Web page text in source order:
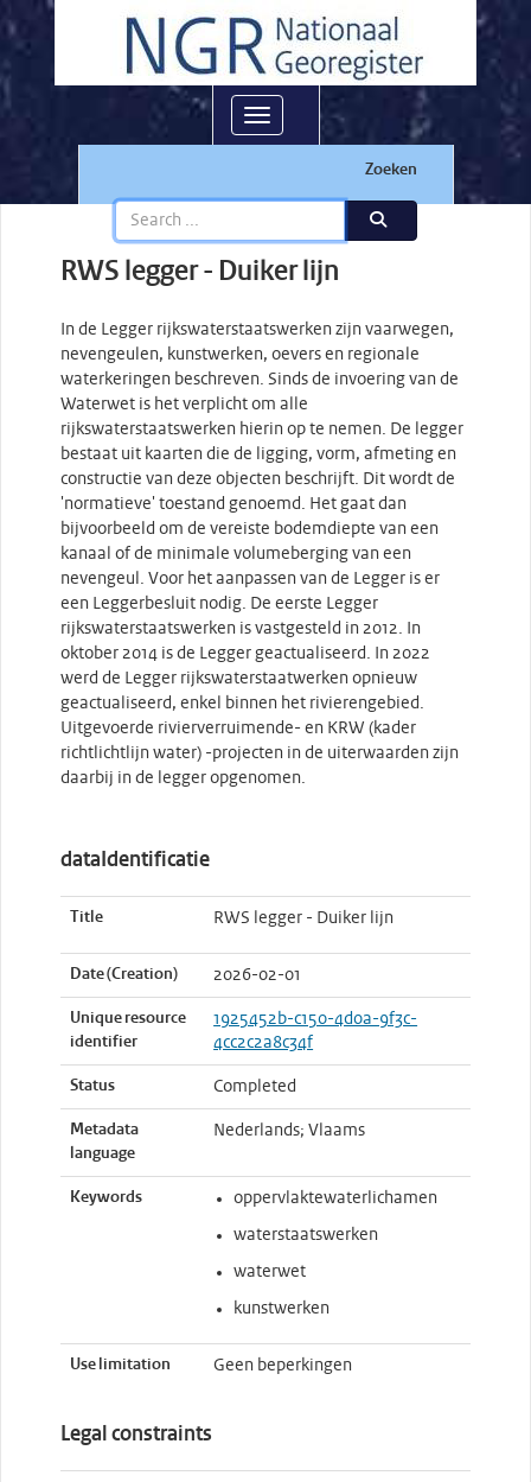
Toggle navigation
Zoeken
RWS legger - Duiker lijn
In de Legger rijkswaterstaatswerken zijn vaarwegen,
nevengeulen, kunstwerken, oevers en regionale
waterkeringen beschreven. Sinds de invoering van de
Waterwet is het verplicht om alle
rijkswaterstaatswerken hierin op te nemen. De legger
bestaat uit kaarten die de ligging, vorm, afmeting en
constructie van deze objecten beschrijft. Dit wordt de
'normatieve' toestand genoemd. Het gaat dan
bijvoorbeeld om de vereiste bodemdiepte van een
kanaal of de minimale volumeberging van een
nevengeul. Voor het aanpassen van de Legger is er
een Leggerbesluit nodig. De eerste Legger
rijkswaterstaatswerken is vastgesteld in 2012. In
oktober 2014 is de Legger geactualiseerd. In 2022
werd de Legger rijkswaterstaatwerken opnieuw
geactualiseerd, enkel binnen het rivierengebied.
Uitgevoerde rivierverruimende- en KRW (kader
richtlichtlijn water) -projecten in de uiterwaarden zijn
daarbij in de legger opgenomen.
dataIdentificatie
Title RWS legger - Duiker lijn
Date (Creation) 2026-02-01
Unique resource
identifier
1925452b-c150-4d0a-9f3c-
4cc2c2a8c34f
Status Completed
Metadata
language
Nederlands; Vlaams
Keywords oppervlaktewaterlichamen
waterstaatswerken
waterwet
kunstwerken
Use limitation Geen beperkingen
Legal constraints